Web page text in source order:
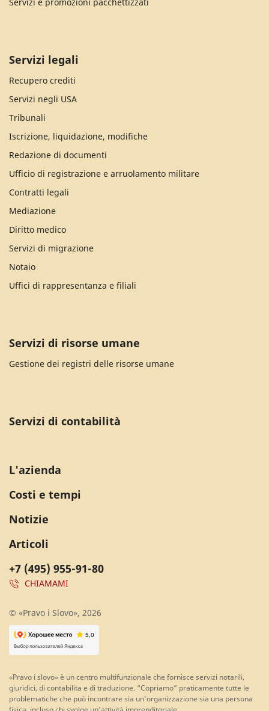
Servizi legali
Recupero crediti
Servizi negli USA
Tribunali
Iscrizione, liquidazione, modifiche
Redazione di documenti
Ufficio di registrazione e arruolamento militare
Contratti legali
Mediazione
Diritto medico
Servizi di migrazione
Notaio
Uffici di rappresentanza e filiali
Servizi di risorse umane
Gestione dei registri delle risorse umane
Servizi di contabilità
+7 (495) 955-91-80
CHIAMAMI
L'azienda
Costi e tempi
Notizie
Articoli
© «Pravo i Slovo», 2026
«Pravo i slovo» è un centro multifunzionale che fornisce servizi notarili,
giuridici, di contabilita e di traduzione. “Copriamo” praticamente tutte le
problematiche che può incontrare sia un’organizzazione sia una persona